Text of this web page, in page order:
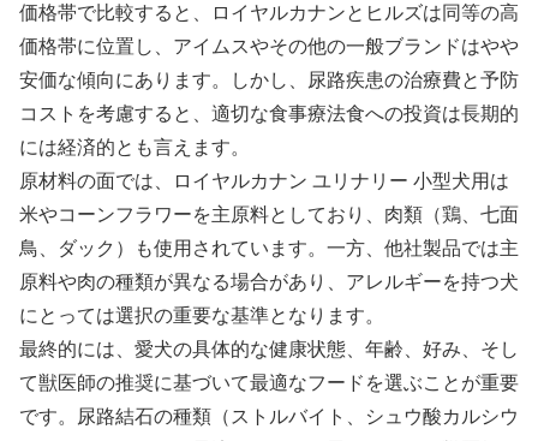
価格帯で比較すると、ロイヤルカナンとヒルズは同等の高
価格帯に位置し、アイムスやその他の一般ブランドはやや
安価な傾向にあります。しかし、尿路疾患の治療費と予防
コストを考慮すると、適切な食事療法食への投資は長期的
には経済的とも言えます。
原材料の面では、ロイヤルカナン ユリナリー 小型犬用は
米やコーンフラワーを主原料としており、肉類（鶏、七面
鳥、ダック）も使用されています。一方、他社製品では主
原料や肉の種類が異なる場合があり、アレルギーを持つ犬
にとっては選択の重要な基準となります。
最終的には、愛犬の具体的な健康状態、年齢、好み、そし
て獣医師の推奨に基づいて最適なフードを選ぶことが重要
です。尿路結石の種類（ストルバイト、シュウ酸カルシウ